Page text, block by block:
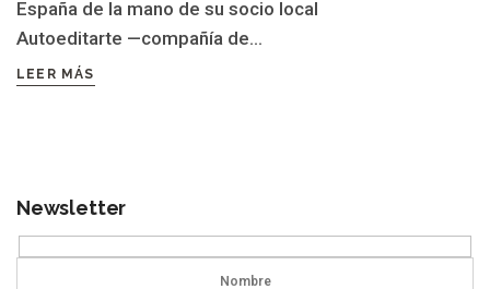
España de la mano de su socio local
Autoeditarte —compañía de...
LEER MÁS
Newsletter